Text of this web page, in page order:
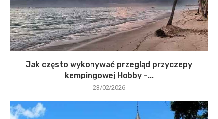
Jak często wykonywać przegląd przyczepy
kempingowej Hobby –...
23/02/2026